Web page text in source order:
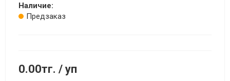
Наличие:
Предзаказ
0.00тг. / уп